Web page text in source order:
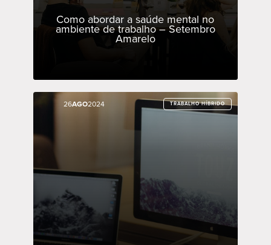
Como abordar a saúde mental no
ambiente de trabalho – Setembro
Amarelo
26AGO2024 TRABALHO HÍBRIDO
26AGO2024 TRABALHO HÍBRIDO